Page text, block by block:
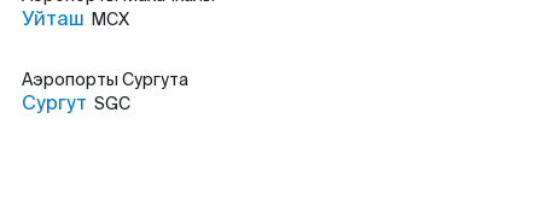
Уйташ MCX
Аэропорты Сургута
Сургут SGC